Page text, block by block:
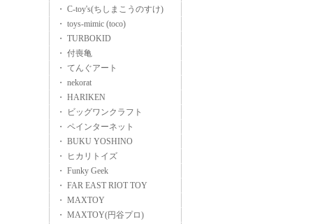
・ C-toy's(ちしまこうのすけ)
・ toys-mimic (toco)
・ TURBOKID
・ 付喪亀
・ てんぐアート
・ nekorat
・ HARIKEN
・ ビッグワンクラフト
・ ペインターネット
・ BUKU YOSHINO
・ ヒカリトイズ
・ Funky Geek
・ FAR EAST RIOT TOY
・ MAXTOY
・ MAXTOY(円谷プロ)